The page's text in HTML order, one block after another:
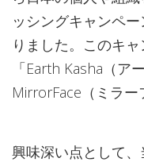
ッシングキャンペ
りました。このキ
「Earth Kasha（ア
MirrorFace（ミラー
興味深い点として